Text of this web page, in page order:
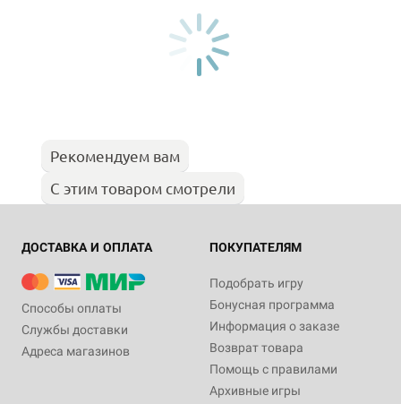
Рекомендуем вам
С этим товаром смотрели
ДОСТАВКА И ОПЛАТА
Способы оплаты
Службы доставки
Адреса магазинов
ПОКУПАТЕЛЯМ
Подобрать игру
Бонусная программа
Информация о заказе
Возврат товара
Помощь с правилами
Архивные игры